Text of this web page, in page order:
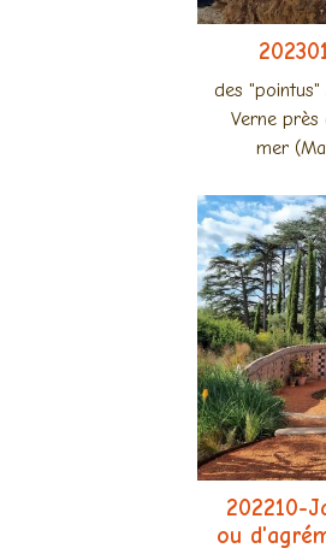
des
Verne près
mer
202210-
ou